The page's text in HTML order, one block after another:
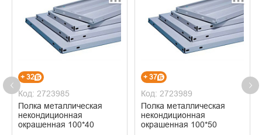
+ 32
Код: 2723985
Полка металлическая
некондиционная
окрашенная 100*40
+ 37
Код: 2723989
Полка металлическая
некондиционная
окрашенная 100*50